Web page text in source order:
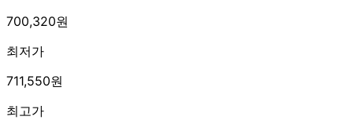
700,320원
최저가
711,550원
최고가